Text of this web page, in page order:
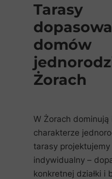
Tarasy
domów
Żorach
W Żorach
charakterze
tarasy
indywidualny –
konkretnej działki i